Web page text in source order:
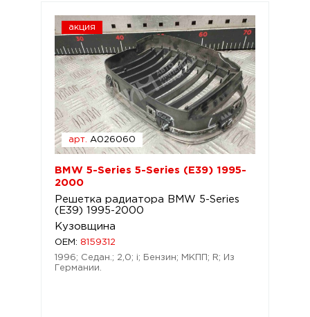
акция
арт. A026060
BMW 5-Series 5-Series (E39) 1995-
2000
Решетка радиатора BMW 5-Series
(E39) 1995-2000
Кузовщина
OEM: 8159312
1996; Седан.; 2,0; i; Бензин; МКПП; R; Из
Германии.